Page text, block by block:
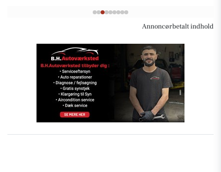
Annoncørbetalt indhold